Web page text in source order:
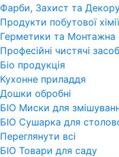
Фарби, Захист та
Продукти побутової хімії
Герметики та Монтажна
Професійні чистячі
Бiо продукція
Кухонне приладдя
Дошки обробні
БІО Миски для
БІО Сушарка для
Переглянути всi
БІО Товари для саду